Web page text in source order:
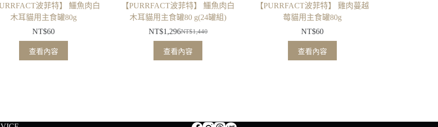
波菲特】 鱷魚肉白
木耳貓用主食罐80g
NT$60
查看內容
【PURRFACT波菲特】 鱷魚肉白
木耳貓用主食罐80 g(24罐組)
NT$1,440
始
價
NT$1,296
前
價
查看內容
【PURRFACT波菲特】 雞肉蔓越
莓貓用主食罐80g
NT$60
查看內容